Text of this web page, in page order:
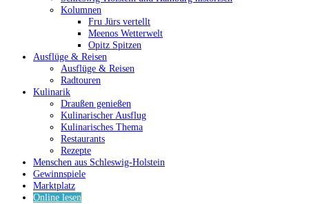
Kolumnen
Fru Jürs vertellt
Meenos Wetterwelt
Opitz Spitzen
Ausflüge & Reisen
Ausflüge & Reisen
Radtouren
Kulinarik
Draußen genießen
Kulinarischer Ausflug
Kulinarisches Thema
Restaurants
Rezepte
Menschen aus Schleswig-Holstein
Gewinnspiele
Marktplatz
Online lesen